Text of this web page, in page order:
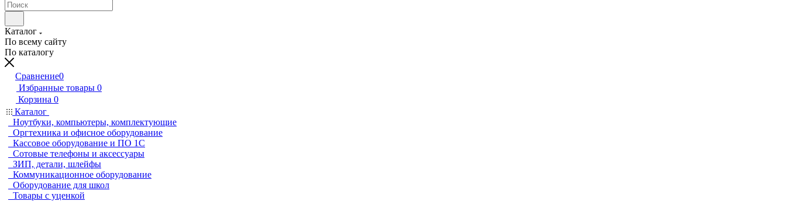
Каталог
По всему сайту
По каталогу
Сравнение0
Избранные товары 0
Корзина 0
Каталог
Ноутбуки, компьютеры, комплектующие
Оргтехника и офисное оборудование
Кассовое оборудование и ПО 1С
Сотовые телефоны и аксессуары
ЗИП, детали, шлейфы
Коммуникационное оборудование
Оборудование для школ
Товары с уценкой